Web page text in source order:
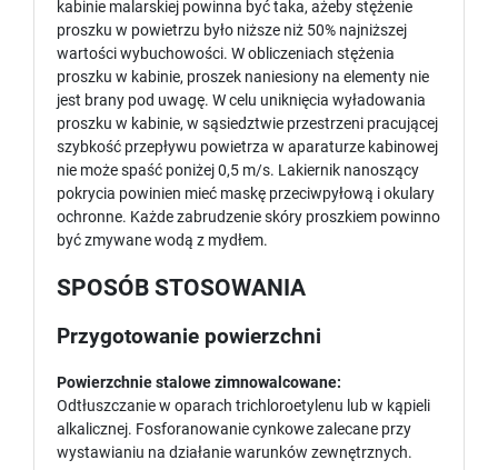
kabinie malarskiej powinna być taka, ażeby stężenie
proszku w powietrzu było niższe niż 50% najniższej
wartości wybuchowości. W obliczeniach stężenia
proszku w kabinie, proszek naniesiony na elementy nie
jest brany pod uwagę. W celu uniknięcia wyładowania
proszku w kabinie, w sąsiedztwie przestrzeni pracującej
szybkość przepływu powietrza w aparaturze kabinowej
nie może spaść poniżej 0,5 m/s. Lakiernik nanoszący
pokrycia powinien mieć maskę przeciwpyłową i okulary
ochronne. Każde zabrudzenie skóry proszkiem powinno
być zmywane wodą z mydłem.
SPOSÓB STOSOWANIA
Przygotowanie powierzchni
Powierzchnie stalowe zimnowalcowane:
Odtłuszczanie w oparach trichloroetylenu lub w kąpieli
alkalicznej. Fosforanowanie cynkowe zalecane przy
wystawianiu na działanie warunków zewnętrznych.